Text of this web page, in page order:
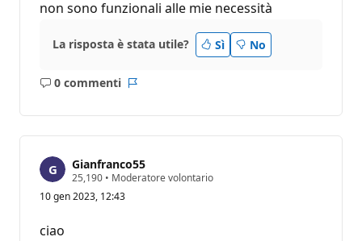
non sono funzionali alle mie necessità
La risposta è stata utile? Sì No
0 commenti
Nessun
Gianfranco55
25,190 P
n
• Moderatore volontario
10 gen 2023, 12:43
ciao